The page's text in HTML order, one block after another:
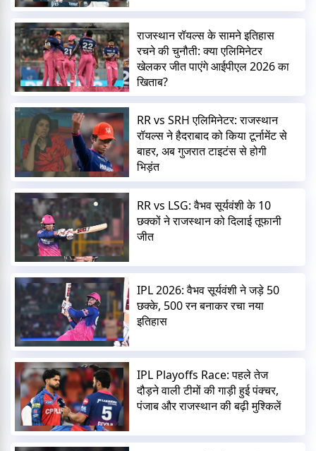
राजस्थान रॉयल्स के सामने इतिहास
रचने की चुनौती: क्या एलिमिनेटर
खेलकर जीत पाएंगे आईपीएल 2026 का
खिताब?
RR vs SRH एलिमिनेटर: राजस्थान
रॉयल्स ने हैदराबाद को किया टूर्नामेंट से
बाहर, अब गुजरात टाइटंस से होगी
भिड़ंत
RR vs LSG: वैभव सूर्यवंशी के 10
छक्कों ने राजस्थान को दिलाई तूफानी
जीत
IPL 2026: वैभव सूर्यवंशी ने जड़े 50
छक्के, 500 रन बनाकर रचा नया
इतिहास
IPL Playoffs Race: पहले तेज
दौड़ने वाली टीमों की गाड़ी हुई पंक्चर,
पंजाब और राजस्थान की बढ़ी मुश्किलें